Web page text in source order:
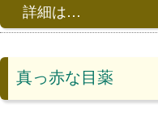
詳細は…
真っ赤な目薬